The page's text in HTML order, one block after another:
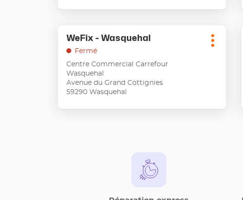
informations
sur
ENTRÉE
pour
obtenir
de
Point
de
vente
:
WeFix - Wasquehal
Fermé
Centre Commercial Carrefour
Wasquehal
Avenue du Grand Cottignies
59290 Wasquehal
Plus